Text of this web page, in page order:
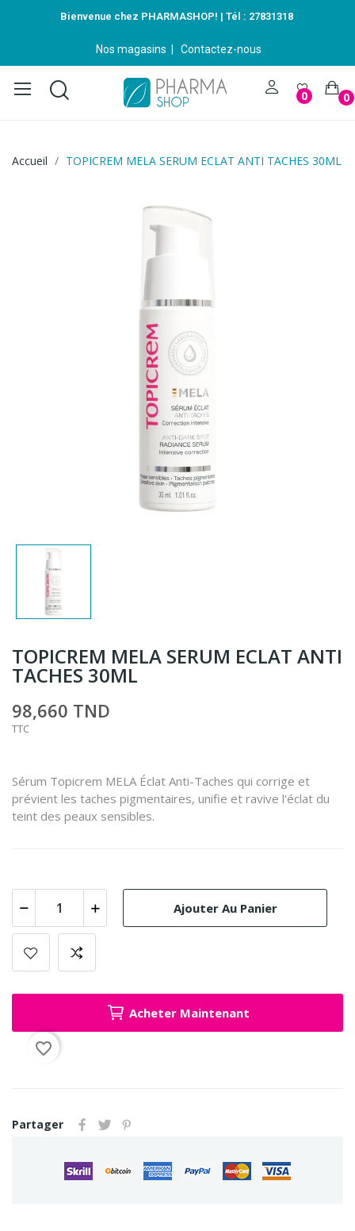
Bienvenue chez PHARMASHOP! | Tél : 27831318
Nos magasins Contactez-nous
0 0
Accueil TOPICREM MELA SERUM ECLAT ANTI TACHES 30ML
TOPICREM MELA SERUM ECLAT ANTI
TACHES 30ML
98,660 TND
TTC
Sérum Topicrem MELA Éclat Anti-Taches qui corrige et
prévient les taches pigmentaires, unifie et ravive l'éclat du
teint des peaux sensibles.
Ajouter Au Panier
Acheter Maintenant
favorite_border
Partager